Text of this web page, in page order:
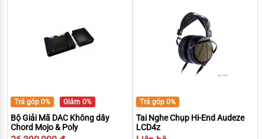
Trả góp 0% Giảm 0%
Bộ Giải Mã DAC Không dây
Chord Mojo & Poly
Trả góp 0%
Tai Nghe Chụp Hi-End Audeze
LCD4z